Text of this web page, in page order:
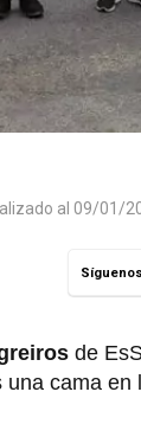
al 09/01/
de
una cama en